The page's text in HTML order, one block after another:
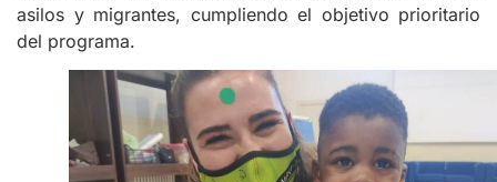
asilos y migrantes, cumpliendo el objetivo prioritario
del programa.